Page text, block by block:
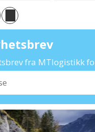
fra MTlogistikk